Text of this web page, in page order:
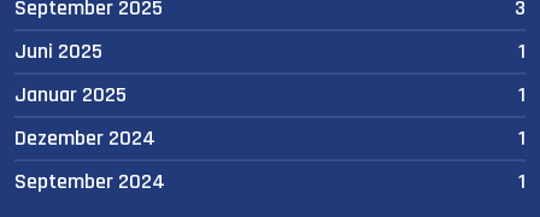
September 2025
3
Juni 2025
1
Januar 2025
1
Dezember 2024
1
September 2024
1